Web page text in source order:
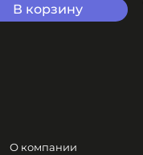
В корзину
О компании